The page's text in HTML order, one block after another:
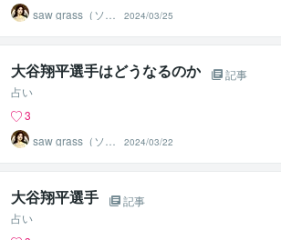
saw grass（ソー
グラス）
2024/03/25
大谷翔平選手はどうなるのか
記事
占い
3
saw grass（ソー
グラス）
2024/03/22
大谷翔平選手
記事
占い